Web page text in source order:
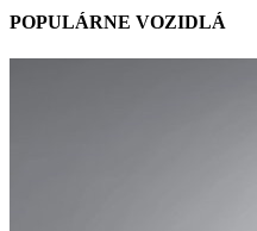
POPULÁRNE VOZIDLÁ